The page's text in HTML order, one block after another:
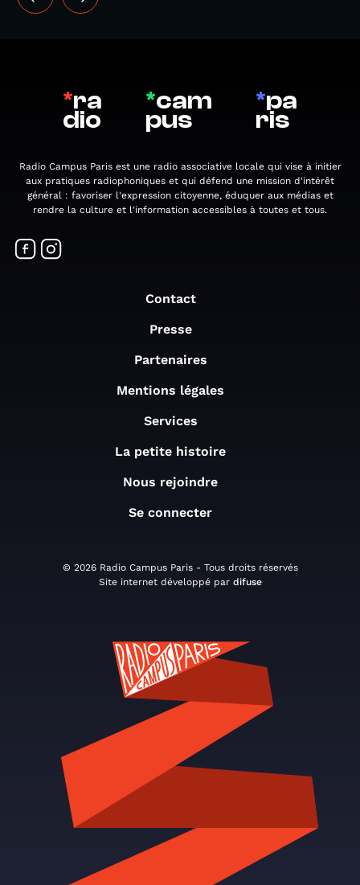
*ra
dio
*cam
pus
*pa
ris
Radio Campus Paris est une radio associative locale qui vise à initier
aux pratiques radiophoniques et qui défend une mission d'intérêt
général : favoriser l'expression citoyenne, éduquer aux médias et
rendre la culture et l'information accessibles à toutes et tous.
Contact
Presse
Partenaires
Mentions légales
Services
La petite histoire
Nous rejoindre
Se connecter
© 2026 Radio Campus Paris - Tous droits réservés
Site internet développé par difuse